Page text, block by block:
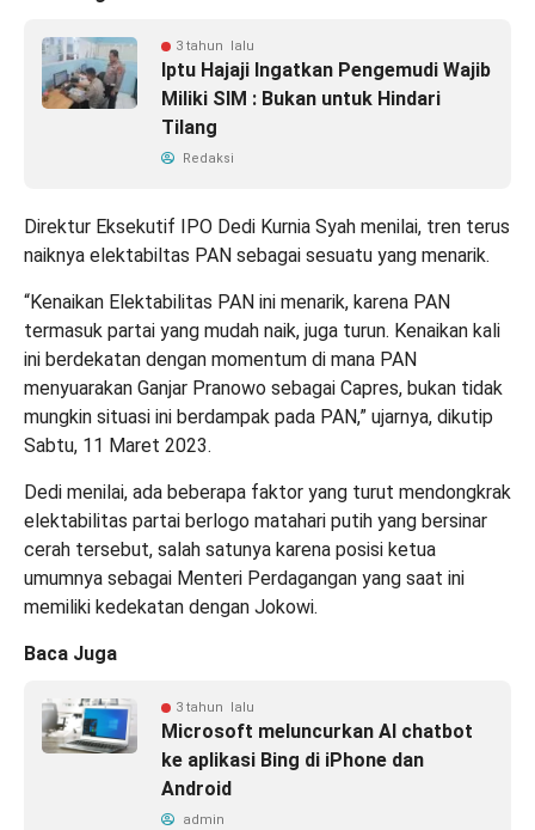
3 tahun lalu
Iptu Hajaji Ingatkan Pengemudi Wajib
Miliki SIM : Bukan untuk Hindari
Tilang
Redaksi
Direktur Eksekutif IPO Dedi Kurnia Syah menilai, tren terus
naiknya elektabiltas PAN sebagai sesuatu yang menarik.
“Kenaikan Elektabilitas PAN ini menarik, karena PAN
termasuk partai yang mudah naik, juga turun. Kenaikan kali
ini berdekatan dengan momentum di mana PAN
menyuarakan Ganjar Pranowo sebagai Capres, bukan tidak
mungkin situasi ini berdampak pada PAN,” ujarnya, dikutip
Sabtu, 11 Maret 2023.
Dedi menilai, ada beberapa faktor yang turut mendongkrak
elektabilitas partai berlogo matahari putih yang bersinar
cerah tersebut, salah satunya karena posisi ketua
umumnya sebagai Menteri Perdagangan yang saat ini
memiliki kedekatan dengan Jokowi.
Baca Juga
3 tahun lalu
Microsoft meluncurkan AI chatbot
ke aplikasi Bing di iPhone dan
Android
admin